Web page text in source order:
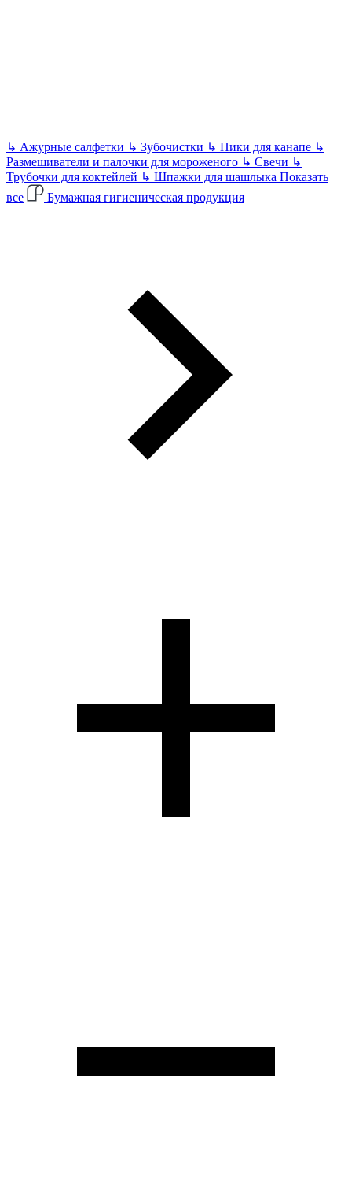
↳ Ажурные салфетки ↳ Зубочистки ↳ Пики для канапе ↳
Размешиватели и палочки для мороженого ↳ Свечи ↳
Трубочки для коктейлей ↳ Шпажки для шашлыка Показать
все
Бумажная гигиеническая продукция